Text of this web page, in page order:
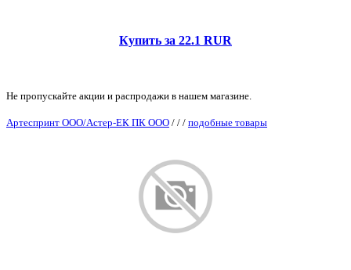
Купить за 22.1 RUR
Не пропускайте акции и распродажи в нашем магазине.
Артеспринт ООО/Астер-ЕК ПК ООО / / / подобные товары